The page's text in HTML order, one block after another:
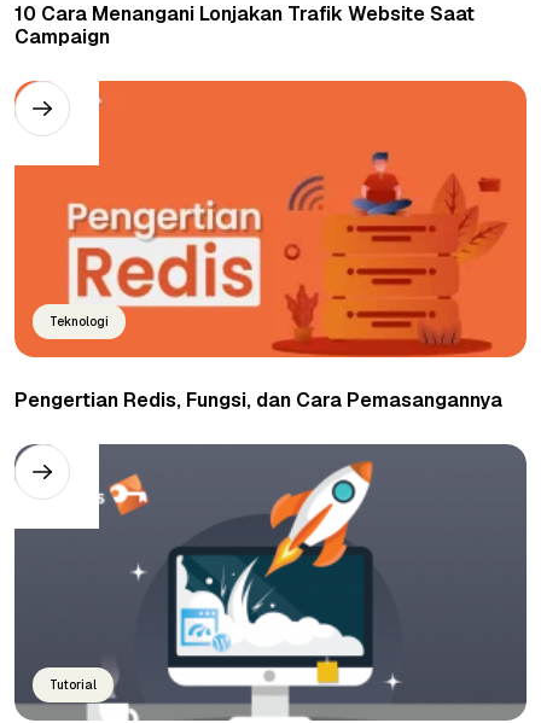
10 Cara Menangani Lonjakan Trafik Website Saat
Campaign
Teknologi
Pengertian Redis, Fungsi, dan Cara Pemasangannya
Tutorial